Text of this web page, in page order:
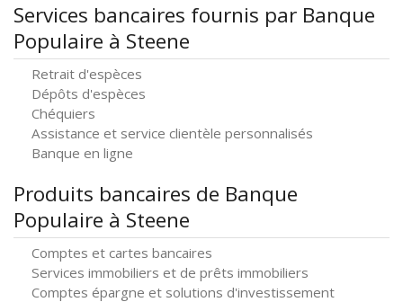
Services bancaires fournis par Banque
Populaire à Steene
Retrait d'espèces
Dépôts d'espèces
Chéquiers
Assistance et service clientèle personnalisés
Banque en ligne
Produits bancaires de Banque
Populaire à Steene
Comptes et cartes bancaires
Services immobiliers et de prêts immobiliers
Comptes épargne et solutions d'investissement